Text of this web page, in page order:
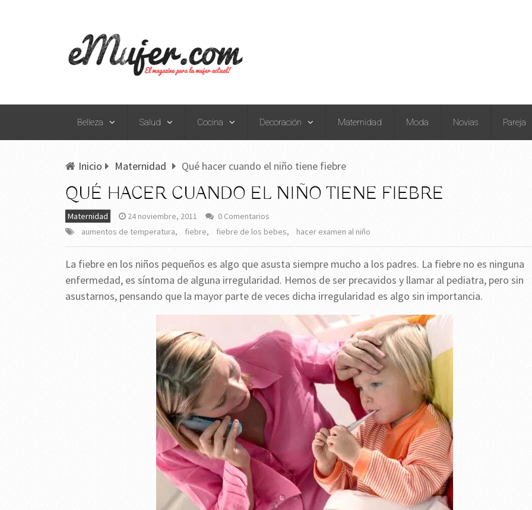
Belleza Salud Cocina Decoración Maternidad Moda Novias Pareja
Inicio Maternidad Qué hacer cuando el niño tiene fiebre
QUÉ HACER CUANDO EL NIÑO TIENE FIEBRE
Maternidad 24 noviembre, 2011
0 Comentarios
aumentos de temperatura, fiebre, fiebre de los bebes, hacer examen al niño
La fiebre en los niños pequeños es algo que asusta siempre mucho a los padres. La fiebre no es ninguna
enfermedad, es síntoma de alguna irregularidad. Hemos de ser precavidos y llamar al pediatra, pero sin
asustarnos, pensando que la mayor parte de veces dicha irregularidad es algo sin importancia.